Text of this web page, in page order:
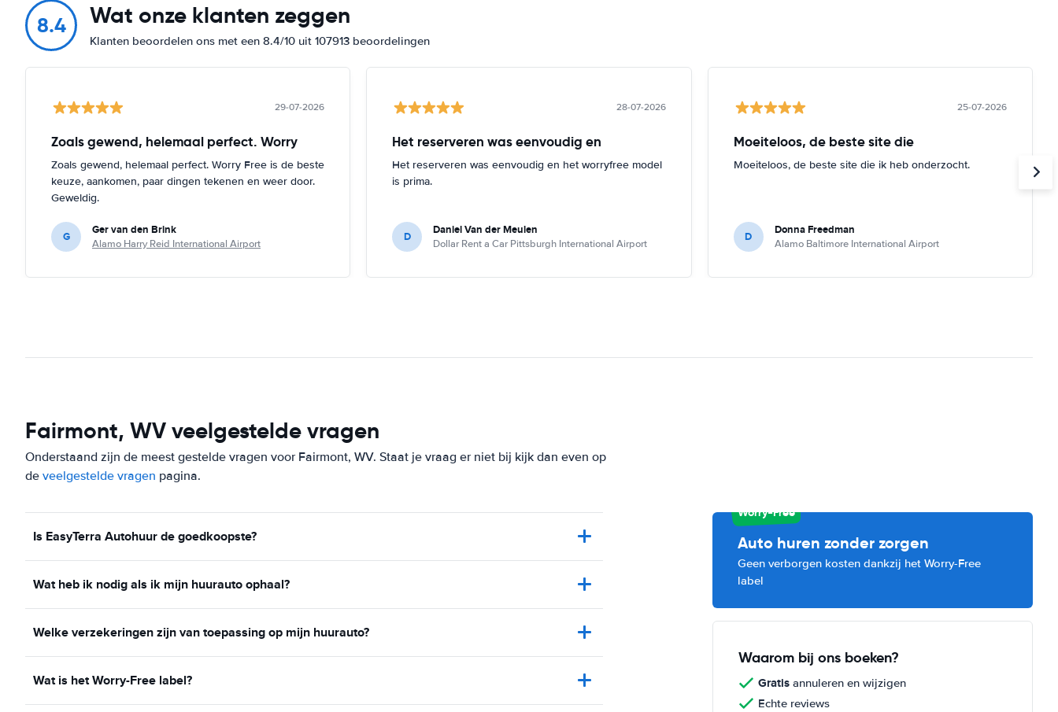
8.4 Wat onze klanten zeggen
Klanten beoordelen ons met een 8.4/10 uit 107913 beoordelingen
29-07-2026
Zoals gewend, helemaal perfect. Worry
Zoals gewend, helemaal perfect. Worry Free is de beste
keuze, aankomen, paar dingen tekenen en weer door.
Geweldig.
G Ger van den Brink
Alamo Harry Reid International Airport
28-07-2026
Het reserveren was eenvoudig en
Het reserveren was eenvoudig en het worryfree model
is prima.
D Daniel Van der Meulen
Dollar Rent a Car Pittsburgh International Airport
25-07-2026
Moeiteloos, de beste site die
Moeiteloos, de beste site die ik heb onderzocht.
D Donna Freedman
Alamo Baltimore International Airport
Fairmont, WV veelgestelde vragen
Onderstaand zijn de meest gestelde vragen voor Fairmont, WV. Staat je vraag er niet bij kijk dan even op
de veelgestelde vragen pagina.
Is EasyTerra Autohuur de goedkoopste?
Wat heb ik nodig als ik mijn huurauto ophaal?
Welke verzekeringen zijn van toepassing op mijn huurauto?
Wat is het Worry-Free label?
Worry-Free
Auto huren zonder zorgen
Geen verborgen kosten dankzij het Worry-Free
label
Waarom bij ons boeken?
Gratis annuleren en wijzigen
Echte reviews